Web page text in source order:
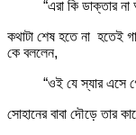
“এরা কি ডাক্তার
কথাটা শেষ হতে না হতেই
কে বললেন,
“ওই যে স্যার এসে
সোহানের বাবা দৌড়ে তার